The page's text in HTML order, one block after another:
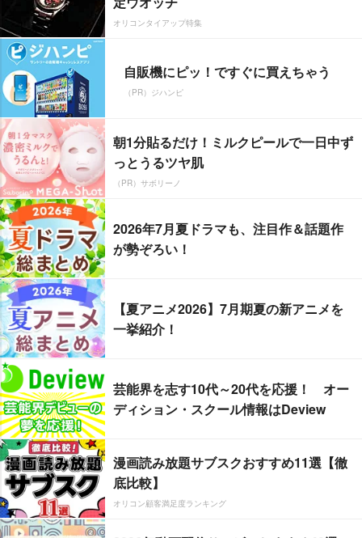
オリコンタイアップ特集
自販機にピッ！ですぐに買えちゃう
（PR）ジハンピ
朝1分貼るだけ！ミルクピールで一日中ず
っとうるツヤ肌
（PR）サボリーノ
2026年7月夏ドラマも、注目作＆話題作
が勢ぞろい！
【夏アニメ2026】7月期夏の新アニメを
一挙紹介！
芸能界を志す10代～20代を応援！ オー
ディション・スクール情報はDeview
漫画読み放題サブスクおすすめ11選【徹
底比較】
オリコン顧客満足度ランキング